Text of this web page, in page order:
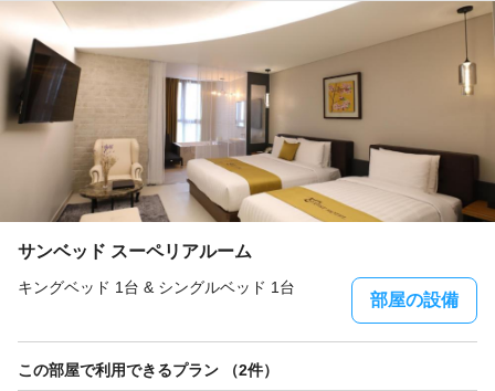
サンベッド スーペリアルーム
キングベッド 1台 & シングルベッド 1台
部屋の設備
この部屋で利用できるプラン （2件）